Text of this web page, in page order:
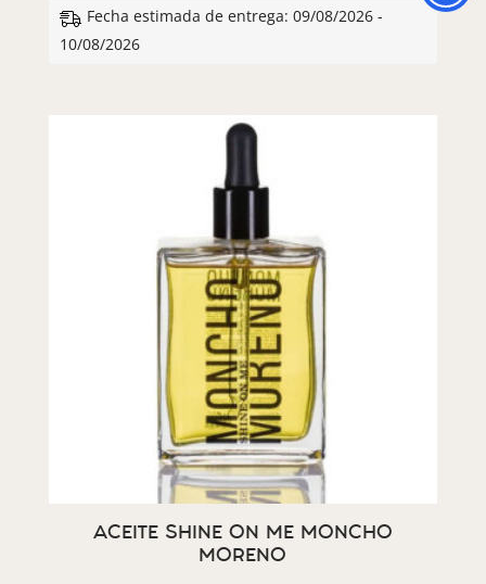
Fecha estimada de entrega: 09/08/2026 -
10/08/2026
ACEITE SHINE ON ME MONCHO
MORENO